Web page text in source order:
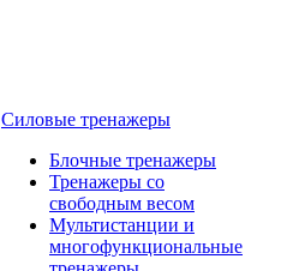
Силовые тренажеры
Блочные тренажеры
Тренажеры со
свободным весом
Мультистанции и
многофункциональные